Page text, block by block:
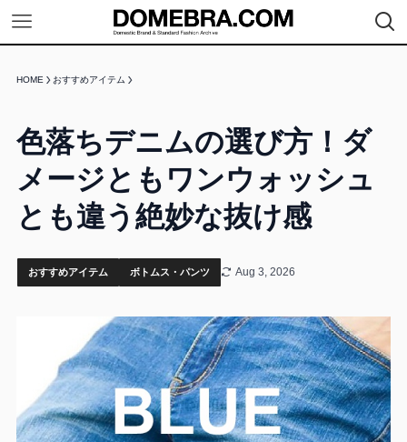
HOME おすすめアイテム
色落ちデニムの選び方！ダ
メージともワンウォッシュ
とも違う絶妙な抜け感
おすすめアイテム ボトムス・パンツ Aug 3, 2026